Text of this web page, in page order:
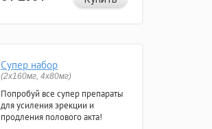
Супер набор
(2х160мг, 4х80мг)
Попробуй все супер препараты
для усиления эрекции и
продления полового акта!